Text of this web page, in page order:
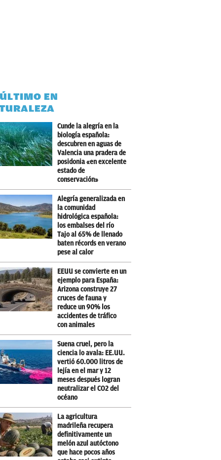
EN
Cunde la alegría en la
biología española:
descubren en aguas de
Valencia una pradera de
posidonia «en excelente
estado de
conservación»
Alegría generalizada en
la comunidad
hidrológica española:
los embalses del río
Tajo al 65% de llenado
baten récords en verano
pese al calor
EEUU se convierte en un
ejemplo para España:
Arizona construye 27
cruces de fauna y
reduce un 90% los
accidentes de tráfico
con animales
Suena cruel, pero la
ciencia lo avala: EE.UU.
vertió 60.000 litros de
lejía en el mar y 12
meses después logran
neutralizar el CO2 del
océano
La agricultura
madrileña recupera
definitivamente un
melón azul autóctono
que hace pocos años